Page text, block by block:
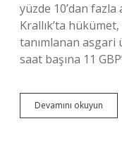
yüzde 10’dan
Krallık’ta
tanımlanan asgari
saat başına 11
Devamını okuyun